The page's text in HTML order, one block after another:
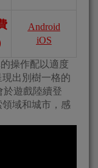
Android
iOS
操作配以適度
出別樹一格的
於遊戲陸續登
域和城市，感